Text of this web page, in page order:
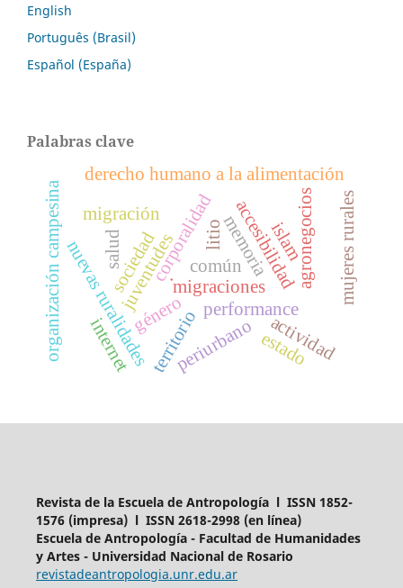
English
Português (Brasil)
Español (España)
Palabras clave
memoria
corporalidad
performance
migraciones
juventudes
nuevas ruralidadesterritorio
organización campesina salud accesibilidad
género
migración agronegocios
periurbano
derecho humano a la alimentación
litio mujeres rurales
común
actividad
sociedad .
internet estado
islam
Revista de la Escuela de Antropología l ISSN 1852-
1576 (impresa) l ISSN 2618-2998 (en línea)
Escuela de Antropología - Facultad de Humanidades
y Artes - Universidad Nacional de Rosario
revistadeantropologia.unr.edu.ar